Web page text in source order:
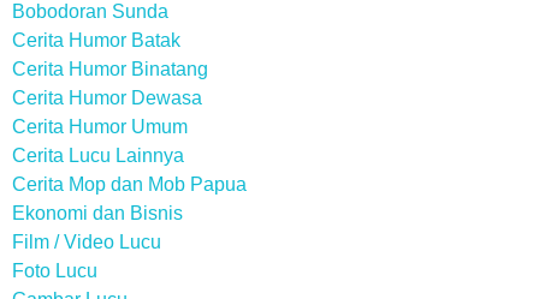
Bobodoran Sunda
Cerita Humor Batak
Cerita Humor Binatang
Cerita Humor Dewasa
Cerita Humor Umum
Cerita Lucu Lainnya
Cerita Mop dan Mob Papua
Ekonomi dan Bisnis
Film / Video Lucu
Foto Lucu